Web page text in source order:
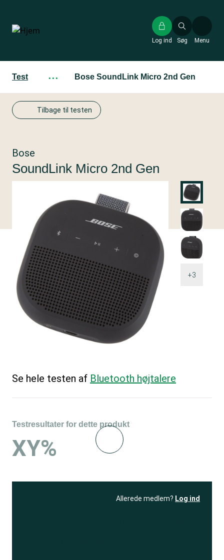
hovedindhold
Søg
Log ind Menu
Test ··· Bose SoundLink Micro 2nd Gen
Tilbage til testen
+3
Bose
SoundLink Micro 2nd Gen
Se hele testen af Bluetooth højtalere
Testresultater for dette produkt
XY%
Allerede medlem? Log ind